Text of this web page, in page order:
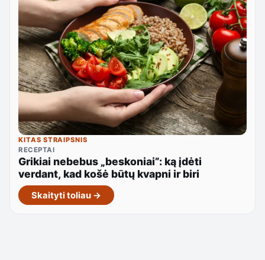
KITAS STRAIPSNIS
RECEPTAI
Grikiai nebebus „beskoniai”: ką įdėti
verdant, kad košė būtų kvapni ir biri
Skaityti toliau →